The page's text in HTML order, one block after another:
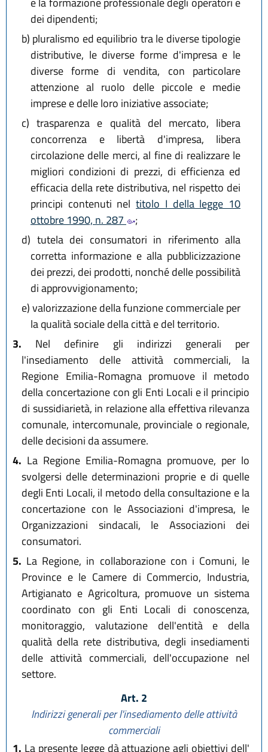
dei dipendenti;
b) pluralismo ed equilibrio tra le diverse tipologie
distributive, le diverse forme d'impresa e le
diverse forme di vendita, con particolare
attenzione al ruolo delle piccole e medie
imprese e delle loro iniziative associate;
c) trasparenza e qualità del mercato, libera
concorrenza e libertà d'impresa, libera
circolazione delle merci, al fine di realizzare le
migliori condizioni di prezzi, di efficienza ed
efficacia della rete distributiva, nel rispetto dei
principi contenuti neltitolo I della legge 10
ottobre 1990, n. 287
;
d) tutela dei consumatori in riferimento alla
corretta informazione e alla pubblicizzazione
dei prezzi, dei prodotti, nonché delle possibilità
di approvvigionamento;
e)valorizzazione della funzione commerciale per
la qualità sociale della città e del territorio.
3. Nel definire gli indirizzi generali per
l'insediamento delle attività commerciali, la
Regione Emilia-Romagna promuove il metodo
della concertazione con gli Enti Locali e il principio
di sussidiarietà, in relazione alla effettiva rilevanza
comunale, intercomunale, provinciale o regionale,
delle decisioni da assumere.
4. La Regione Emilia-Romagna promuove, per lo
svolgersi delle determinazioni proprie e di quelle
degli Enti Locali, il metodo della consultazione e la
concertazione con le Associazioni d'impresa, le
Organizzazioni sindacali, le Associazioni dei
consumatori.
5. La Regione, in collaborazione con i Comuni, le
Province e le Camere di Commercio, Industria,
Artigianato e Agricoltura, promuove un sistema
coordinato con gli Enti Locali di conoscenza,
monitoraggio, valutazione dell'entità e della
qualità della rete distributiva, degli insediamenti
delle attività commerciali, dell'occupazione nel
settore.
Art. 2
Indirizzi generali per l'insediamento delle attività
commerciali
1. La presente legge dà attuazione agli obiettivi dell'